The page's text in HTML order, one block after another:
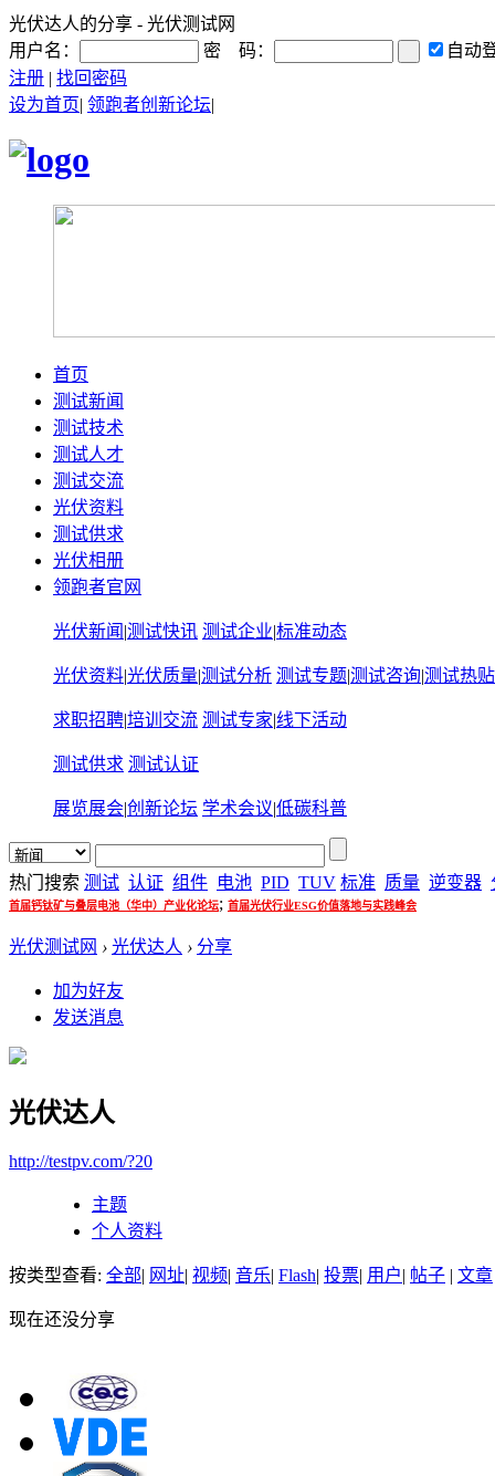
光伏达人的分享 - 光伏测试网
用户名：
密 码：
自动
注册 | 找回密码
设为首页| 领跑者创新论坛|
首页
测试新闻
测试技术
测试人才
测试交流
光伏资料
测试供求
光伏相册
领跑者官网
光伏新闻 |测试快讯 测试企业|标准动态
光伏资料|光伏质量|测试分析 测试专题|测试咨询|测试热贴
求职招聘|培训交流 测试专家|线下活动
测试供求 测试认证
展览展会|创新论坛 学术会议|低碳科普
热门搜索 测试 认证 组件 电池 PID TUV 标准 质量 逆变器
首届钙钛矿与叠层电池（华中）产业化论坛; 首届光伏行业ESG价值落地与实践峰会
光伏测试网 › 光伏达人 › 分享
加为好友
发送消息
光伏达人
http://testpv.com/?20
主题
个人资料
按类型查看: 全部| 网址| 视频| 音乐| Flash| 投票| 用户| 帖子 | 文章
现在还没分享